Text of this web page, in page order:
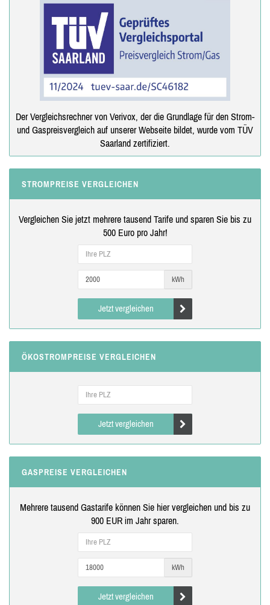
Der Vergleichsrechner von Verivox, der die Grundlage für den Strom-
und Gaspreisvergleich auf unserer Webseite bildet, wurde vom TÜV
Saarland zertifiziert.
STROMPREISE VERGLEICHEN
Vergleichen Sie jetzt mehrere tausend Tarife und sparen Sie bis zu
500 Euro pro Jahr!
kWh
Jetzt vergleichen
ÖKOSTROMPREISE VERGLEICHEN
Jetzt vergleichen
GASPREISE VERGLEICHEN
Mehrere tausend Gastarife können Sie hier vergleichen und bis zu
900 EUR im Jahr sparen.
kWh
Jetzt vergleichen